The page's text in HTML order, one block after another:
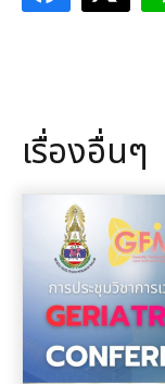
เรื่องอื่นๆ